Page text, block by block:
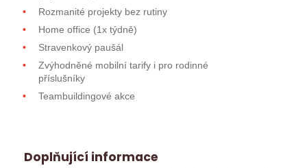
Rozmanité projekty bez rutiny
Home office (1x týdně)
Stravenkový paušál
Zvýhodněné mobilní tarify i pro rodinné
příslušníky
Teambuildingové akce
Doplňující informace